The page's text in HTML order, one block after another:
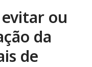
ou
da
de